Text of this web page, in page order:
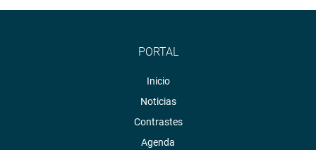
PORTAL
Inicio
Noticias
Contrastes
Agenda